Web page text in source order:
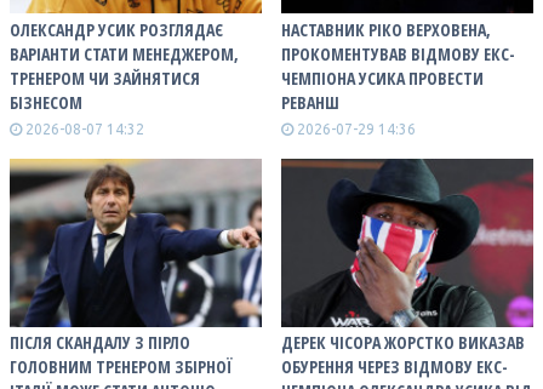
ОЛЕКСАНДР УСИК РОЗГЛЯДАЄ
ВАРІАНТИ СТАТИ МЕНЕДЖЕРОМ,
ТРЕНЕРОМ ЧИ ЗАЙНЯТИСЯ
БІЗНЕСОМ
2026-08-07 14:32
НАСТАВНИК РІКО ВЕРХОВЕНА,
ПРОКОМЕНТУВАВ ВІДМОВУ ЕКС-
ЧЕМПІОНА УСИКА ПРОВЕСТИ
РЕВАНШ
2026-07-29 14:36
ПІСЛЯ СКАНДАЛУ З ПІРЛО
ГОЛОВНИМ ТРЕНЕРОМ ЗБІРНОЇ
ДЕРЕК ЧІСОРА ЖОРСТКО ВИКАЗАВ
ОБУРЕННЯ ЧЕРЕЗ ВІДМОВУ ЕКС-